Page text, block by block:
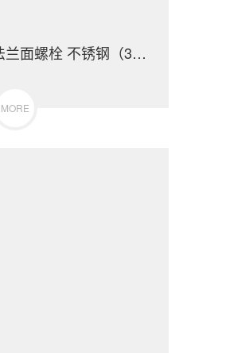
漳平内六角圆柱头法兰面螺栓 不锈钢（304/316）碳钢 合金钢
MORE